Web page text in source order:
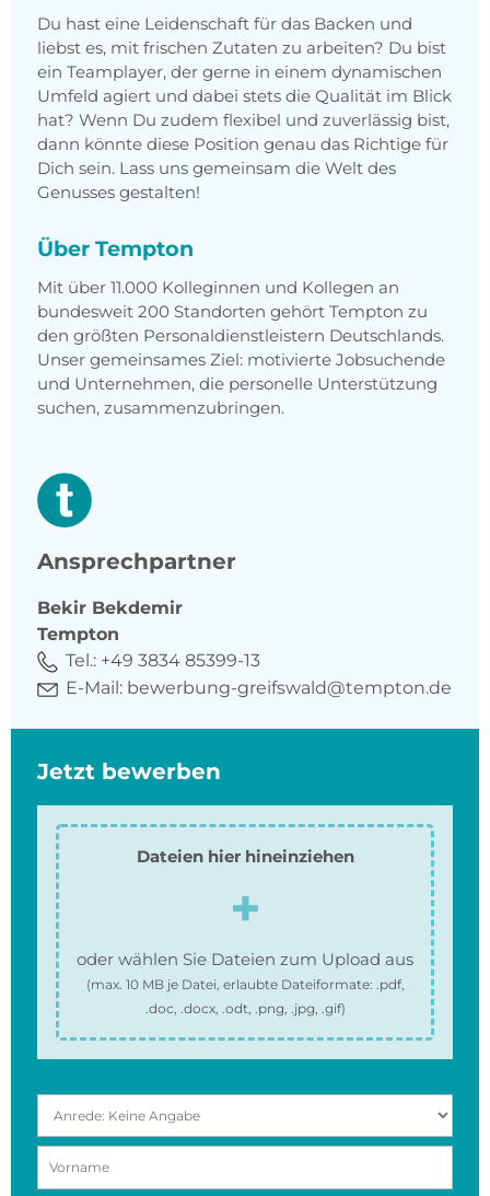
Du hast eine Leidenschaft für das Backen und
liebst es, mit frischen Zutaten zu arbeiten? Du bist
ein Teamplayer, der gerne in einem dynamischen
Umfeld agiert und dabei stets die Qualität im Blick
hat? Wenn Du zudem flexibel und zuverlässig bist,
dann könnte diese Position genau das Richtige für
Dich sein. Lass uns gemeinsam die Welt des
Genusses gestalten!
Über Tempton
Mit über 11.000 Kolleginnen und Kollegen an
bundesweit 200 Standorten gehört Tempton zu
den größten Personaldienstleistern Deutschlands.
Unser gemeinsames Ziel: motivierte Jobsuchende
und Unternehmen, die personelle Unterstützung
suchen, zusammenzubringen.
Ansprechpartner
Bekir Bekdemir
Tempton
Tel.: +49 3834 85399-13
E-Mail: bewerbung-greifswald@tempton.de
Jetzt bewerben
Dateien hier hineinziehen
oder wählen Sie Dateien zum Upload aus
(max. 10 MBje Datei, erlaubte Dateiformate: .pdf,
.doc, .docx, .odt, .png, .jpg, .gif)